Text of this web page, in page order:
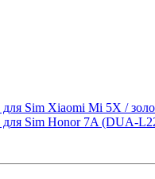
для Sim Xiaomi Mi 5X /
для Sim Honor 7A (DUA-